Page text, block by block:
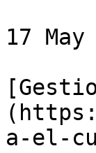
17 May
a-el-